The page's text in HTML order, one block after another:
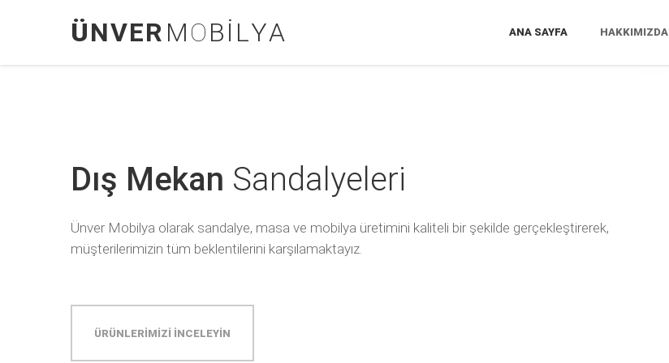
ÜNVER MOBİ LYA ANA SAYFA HAKKIMIZDA
Dış Mekan Sandalyeleri
Ünver Mobilya olarak sandalye, masa ve mobilya üretimini kaliteli bir şekilde gerçekleştirerek,
müşterilerimizin tüm beklentilerini karşılamaktayız.
ÜRÜNLERİMİZİ İNCELEYİN